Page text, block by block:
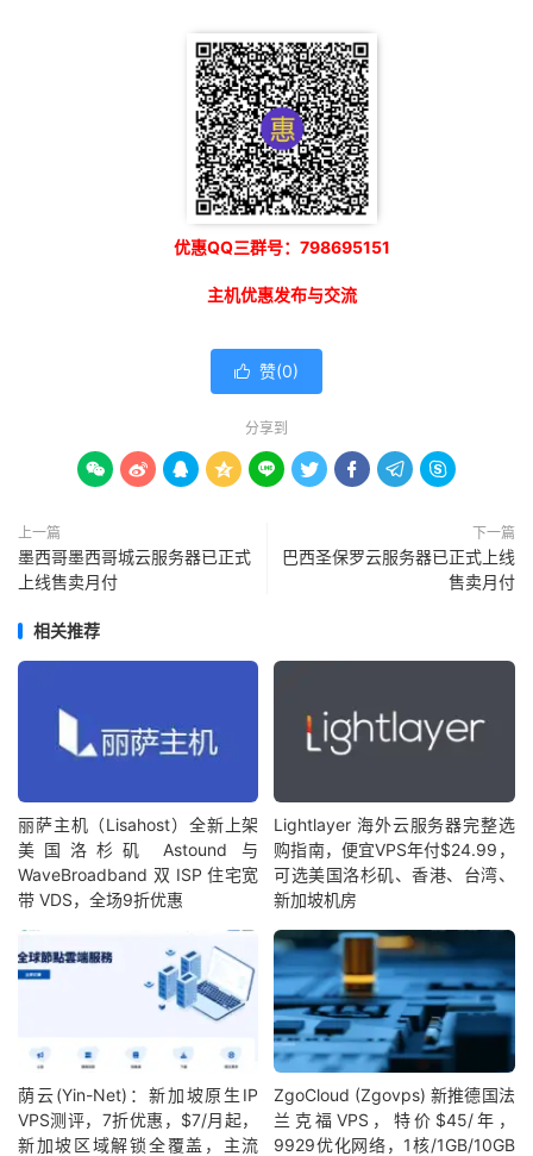
优惠QQ三群号：798695151
主机优惠发布与交流
 赞(0)
分享到
        
上一篇
墨西哥墨西哥城云服务器已正式
上线售卖月付
下一篇
巴西圣保罗云服务器已正式上线
售卖月付
相关推荐
丽萨主机（Lisahost）全新上架
美国洛杉矶 Astound 与
WaveBroadband 双 ISP 住宅宽
带 VDS，全场9折优惠
Lightlayer 海外云服务器完整选
购指南，便宜VPS年付$24.99，
可选美国洛杉矶、香港、台湾、
新加坡机房
荫云(Yin-Net)：新加坡原生IP
VPS测评，7折优惠，$7/月起，
新加坡区域解锁全覆盖，主流
ZgoCloud (Zgovps) 新推德国法
兰克福VPS，特价$45/年，
9929优化网络，1核/1GB/10GB